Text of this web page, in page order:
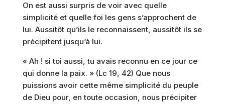
On est aussi surpris de voir avec quelle
simplicité et quelle foi les gens s’approchent de
lui. Aussitôt qu’ils le reconnaissent, aussitôt ils se
précipitent jusqu’à lui.
« Ah ! si toi aussi, tu avais reconnu en ce jour ce
qui donne la paix. » (Lc 19, 42) Que nous
puissions avoir cette même simplicité du peuple
de Dieu pour, en toute occasion, nous précipiter